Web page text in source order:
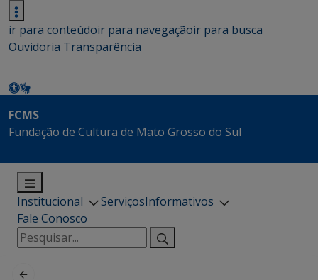
ir para conteúdoir para navegaçãoir para busca
Ouvidoria Transparência
FCMS
Fundação de Cultura de Mato Grosso do Sul
Institucional ServiçosInformativos
Fale Conosco
Pesquisar
por: